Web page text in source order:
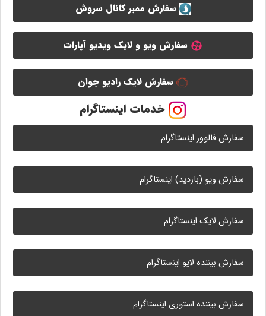
سفارش ممبر کانال سروش
سفارش ویو و لایک ویدیو آپارات
سفارش لایک رادیو جوان
خدمات اینستاگرام
سفارش فالوور اینستاگرام
سفارش ویو (بازدید) اینستاگرام
سفارش لایک اینستاگرام
سفارش بیننده لایو اینستاگرام
سفارش بیننده استوری اینستاگرام